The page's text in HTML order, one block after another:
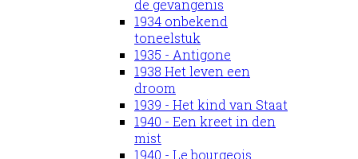
de gevangenis
1934 onbekend
toneelstuk
1935 - Antigone
1938 Het leven een
droom
1939 - Het kind van Staat
1940 - Een kreet in den
mist
1940 - Le bourgeois